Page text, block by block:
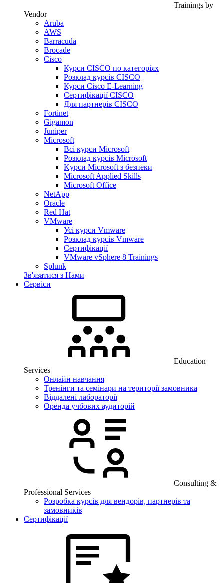
Trainings by
Vendor
Aruba
AWS
Barracuda
Brocade
Cisco
Курси CISCO по категоріях
Розклад курсів CISCO
Курси Cisco E-Learning
Сертифікації CISCO
Для партнерів CISCO
Fortinet
Gigamon
Juniper
Microsoft
Всі курси Microsoft
Розклад курсів Microsoft
Kyрси Microsoft з безпеки
Microsoft Applied Skills
Microsoft Office
NetApp
Oracle
Red Hat
VMware
Усі курси Vmware
Розклад курсів Vmware
Сертифікації
VMware vSphere 8 Trainings
Splunk
Зв'язатися з Нами
Сервіси
Education
Services
Онлайн навчання
Тренінги та семінари на території замовника
Віддалені лабораторії
Оренда учбових аудиторій
Consulting &
Professional Services
Розробка курсів для вендорів, партнерів та
замовників
Сертифікації